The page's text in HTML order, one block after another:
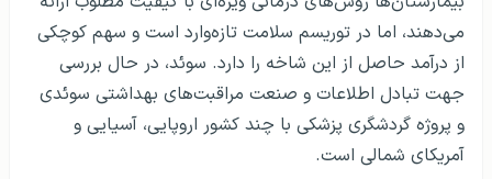
می‌دهند، اما در توریسم سلامت تازه‌وارد است و سهم کوچکی
از درآمد حاصل از این شاخه را دارد. سوئد، در حال بررسی
جهت تبادل اطلاعات و صنعت مراقبت‌های بهداشتی سوئدی
و پروژه گردشگری پزشکی با چند کشور اروپایی، آسیایی و
آمریکای شمالی است.